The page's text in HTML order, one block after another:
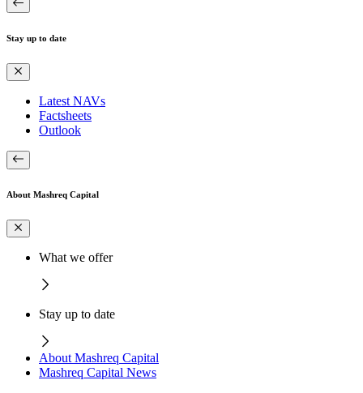
Stay up to date
Latest NAVs
Factsheets
Outlook
About Mashreq Capital
What we offer
Stay up to date
About Mashreq Capital
Mashreq Capital News